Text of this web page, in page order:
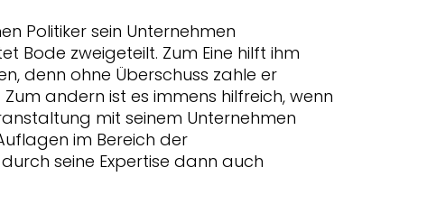
Politiker sein Unternehmen
Bode zweigeteilt. Zum Eine hilft ihm
denn ohne Überschuss zahle er
andern ist es immens hilfreich, wenn
mit seinem Unternehmen
im Bereich der
seine Expertise dann auch